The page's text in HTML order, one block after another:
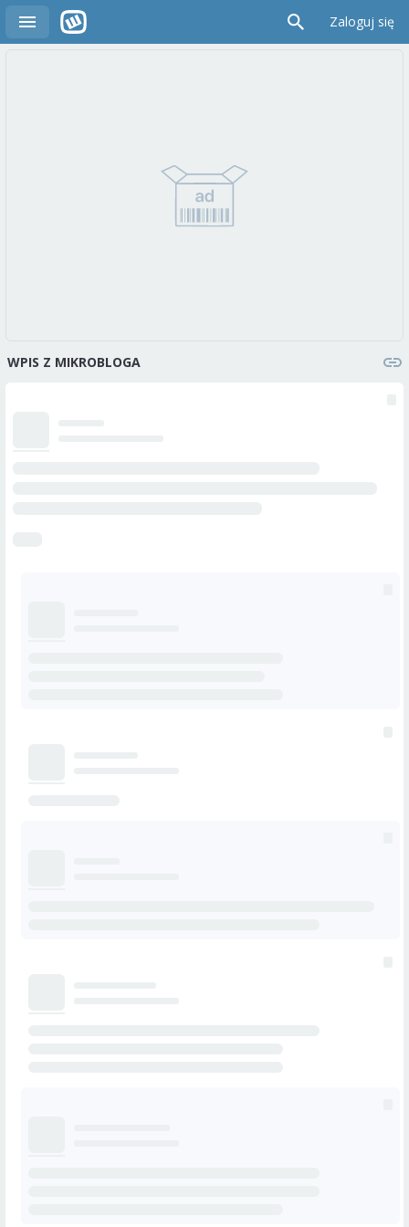
Zaloguj się
WPIS Z MIKROBLOGA